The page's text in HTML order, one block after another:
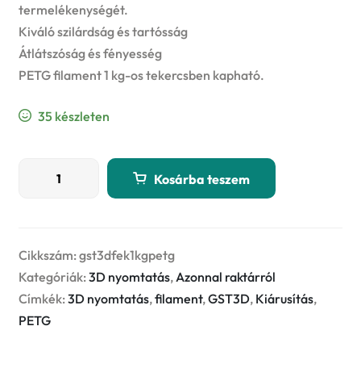
termelékenységét.
Kiváló szilárdság és tartósság
Átlátszóság és fényesség
PETG filament 1 kg-os tekercsben kapható.
35 készleten
1kg
Fekete
mennyiség
Kosárba teszem
Cikkszám:gst3dfek1kgpetg
Kategóriák:3D nyomtatás,Azonnal raktárról
Címkék:3D nyomtatás,filament,GST3D, Kiárusítás,
PETG